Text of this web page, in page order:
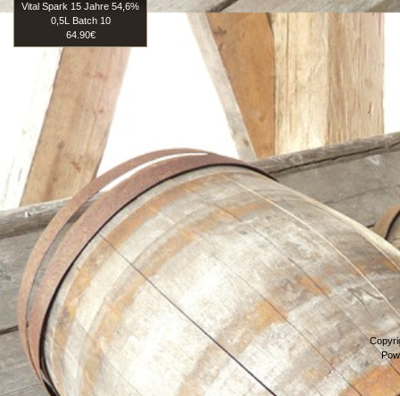
Vital Spark 15 Jahre 54,6%
0,5L Batch 10
64.90€